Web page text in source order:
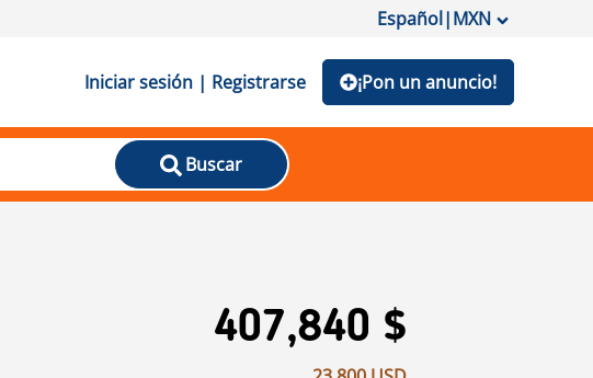
Español|MXN
Iniciar sesión | Registrarse ¡Pon un anuncio!
Buscar
407,840 $